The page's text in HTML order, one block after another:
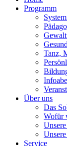
Programm
Tanz,
Über uns
Das
Wofür
Service